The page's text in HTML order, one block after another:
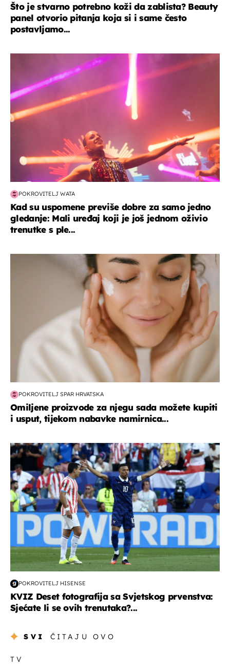
Što je stvarno potrebno koži da zablista? Beauty
panel otvorio pitanja koja si i same često
postavljamo...
POKROVITELJ WATA
Kad su uspomene previše dobre za samo jedno
gledanje: Mali uređaj koji je još jednom oživio
trenutke s ple...
moda & ljepota
POKROVITELJ SPAR HRVATSKA
Omiljene proizvode za njegu sada možete kupiti
i usput, tijekom nabavke namirnica...
svjetsko prvenstvo 2026
POKROVITELJ HISENSE
KVIZ Deset fotografija sa Svjetskog prvenstva:
Sjećate li se ovih trenutaka?...
SVI ČITAJU OVO
TV